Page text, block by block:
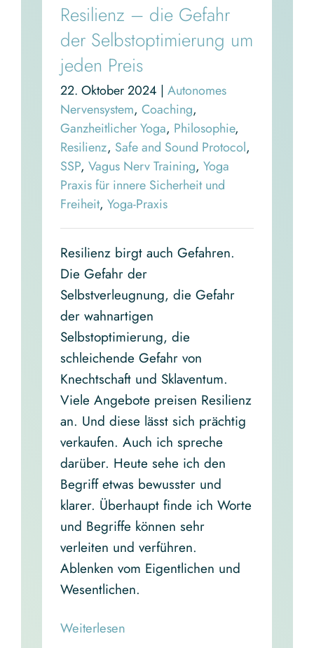
Resilienz – die Gefahr
der Selbstoptimierung um
jeden Preis
22. Oktober 2024 | Autonomes
Nervensystem, Coaching,
Ganzheitlicher Yoga, Philosophie,
Resilienz, Safe and Sound Protocol,
SSP, Vagus Nerv Training, Yoga
Praxis für innere Sicherheit und
Freiheit, Yoga-Praxis
Resilienz birgt auch Gefahren.
Die Gefahr der
Selbstverleugnung, die Gefahr
der wahnartigen
Selbstoptimierung, die
schleichende Gefahr von
Knechtschaft und Sklaventum.
Viele Angebote preisen Resilienz
an. Und diese lässt sich prächtig
verkaufen. Auch ich spreche
darüber. Heute sehe ich den
Begriff etwas bewusster und
klarer. Überhaupt finde ich Worte
und Begriffe können sehr
verleiten und verführen.
Ablenken vom Eigentlichen und
Wesentlichen.
Read More